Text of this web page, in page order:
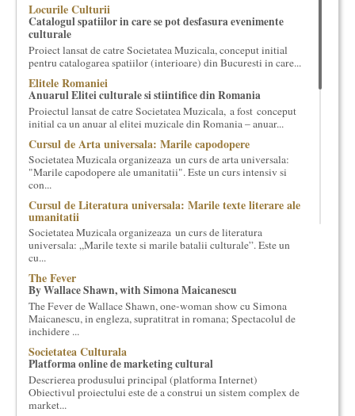
Facem management cultural, dezvoltam si administram proiecte
proprii sau preluate, modele si sisteme de finantare, marketing
cultural si consultanta. Organizam concursuri, concerte si
evenimente culturale, private sau publice, tinem cursuri de
cultura generala muzicala, teatrala, filosofica si de alte feluri.
Cuvinte in plus despre proiect, despre cei care il administreaza si
cei care il finantateaza sunt in rubricile de mai jos.
Locurile Culturii
Catalogul spatiilor in care se pot desfasura evenimente
culturale
Proiect lansat de catre Societatea Muzicala, conceput initial
pentru catalogarea spatiilor (interioare) din Bucuresti in care...
Elitele Romaniei
Anuarul Elitei culturale si stiintifice din Romania
Proiectul lansat de catre Societatea Muzicala, a fost conceput
initial ca un anuar al elitei muzicale din Romania – anuar...
Cursul de Arta universala: Marile capodopere
Societatea Muzicala organizeaza un curs de arta universala:
"Marile capodopere ale umanitatii". Este un curs intensiv si
con...
Cursul de Literatura universala: Marile texte literare ale
umanitatii
Societatea Muzicala organizeaza un curs de literatura
universala: „Marile texte si marile batalii culturale”. Este un
cu...
The Fever
By Wallace Shawn, with Simona Maicanescu
The Fever de Wallace Shawn, one-woman show cu Simona
Maicanescu, in engleza, supratitrat in romana; Spectacolul de
inchidere ...
Societatea Culturala
Platforma online de marketing cultural
Descrierea produsului principal (platforma Internet)
Obiectivul proiectului este de a construi un sistem complex de
market...